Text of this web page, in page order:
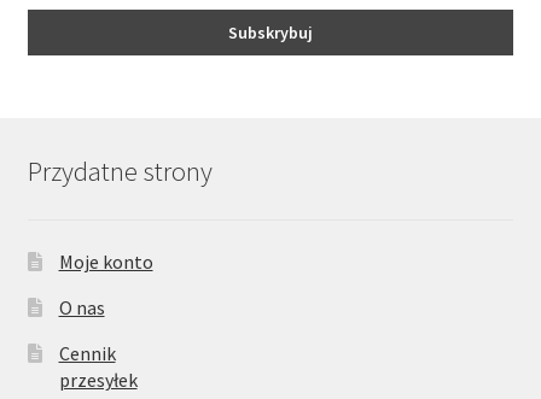
Przydatne strony
Moje konto
O nas
Cennik
przesyłek